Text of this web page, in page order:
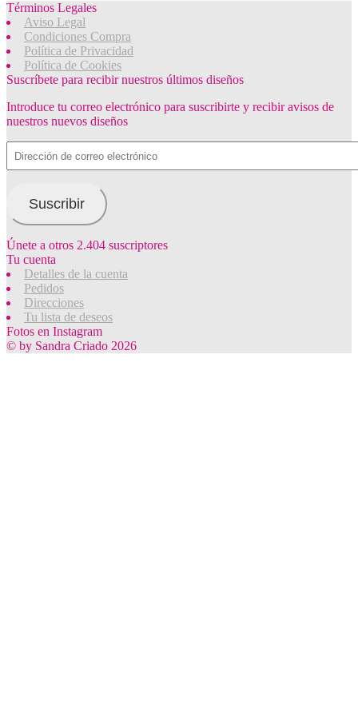
Términos Legales
Aviso Legal
Condiciones Compra
Política de Privacidad
Política de Cookies
Suscríbete para recibir nuestros últimos diseños
Introduce tu correo electrónico para suscribirte y recibir avisos de
nuestros nuevos diseños
de
Suscribir
Únete a otros 2.404 suscriptores
Tu cuenta
Detalles de la cuenta
Pedidos
Direcciones
Tu lista de deseos
Fotos en Instagram
© by Sandra Criado 2026